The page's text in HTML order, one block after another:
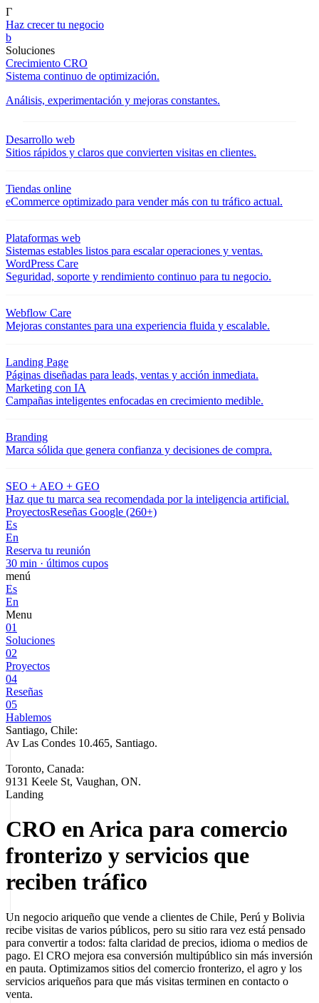
Γ
Haz crecer tu negocio
b
Soluciones
Crecimiento CRO
Sistema continuo de optimización.
Análisis, experimentación y mejoras constantes.
Desarrollo web
Sitios rápidos y claros que convierten visitas en clientes.
Tiendas online
eCommerce optimizado para vender más con tu tráfico actual.
Plataformas web
Sistemas estables listos para escalar operaciones y ventas.
WordPress Care
Seguridad, soporte y rendimiento continuo para tu negocio.
Webflow Care
Mejoras constantes para una experiencia fluida y escalable.
Landing Page
Páginas diseñadas para leads, ventas y acción inmediata.
Marketing con IA
Campañas inteligentes enfocadas en crecimiento medible.
Branding
Marca sólida que genera confianza y decisiones de compra.
SEO + AEO + GEO
Haz que tu marca sea recomendada por la inteligencia artificial.
ProyectosReseñas Google (260+)
Es
En
Reserva tu reunión
30 min · últimos cupos
menú
Es
En
Menu
01
Soluciones
02
Proyectos
04
Reseñas
05
Hablemos
Santiago, Chile:
Av Las Condes 10.465, Santiago.
Toronto, Canada:
9131 Keele St, Vaughan, ON.
Landing
CRO en Arica para comercio
fronterizo y servicios que
reciben tráfico
Un negocio ariqueño que vende a clientes de Chile, Perú y Bolivia
recibe visitas de varios públicos, pero su sitio rara vez está pensado
para convertir a todos: falta claridad de precios, idioma o medios de
pago. El CRO mejora esa conversión multipúblico sin más inversión
en pauta. Optimizamos sitios del comercio fronterizo, el agro y los
servicios ariqueños para que más visitas terminen en contacto o
venta.